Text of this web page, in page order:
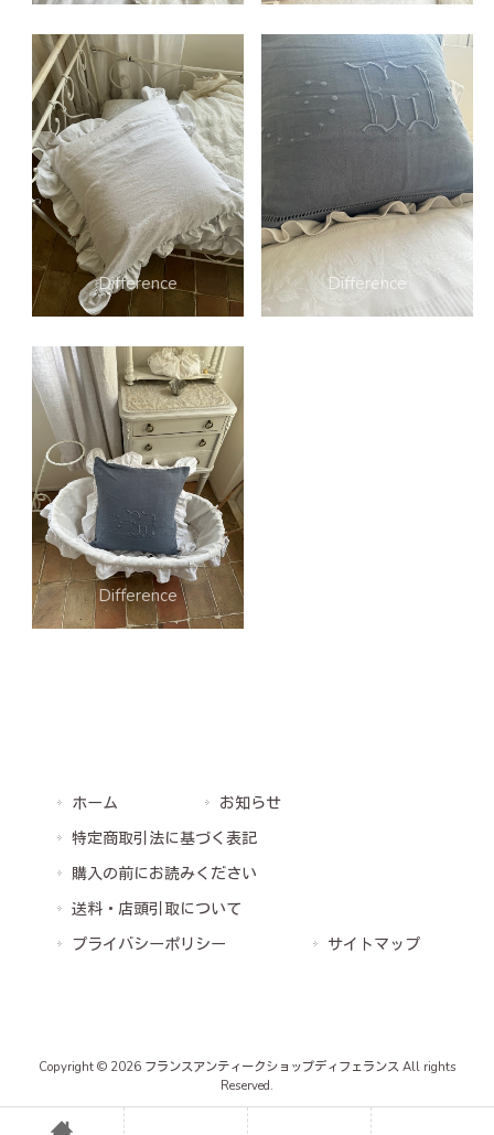
ホーム
お知らせ
特定商取引法に基づく表記
購入の前にお読みください
送料・店頭引取について
プライバシーポリシー
サイトマップ
Copyright © 2026 フランスアンティークショップディフェランス All rights
Reserved.